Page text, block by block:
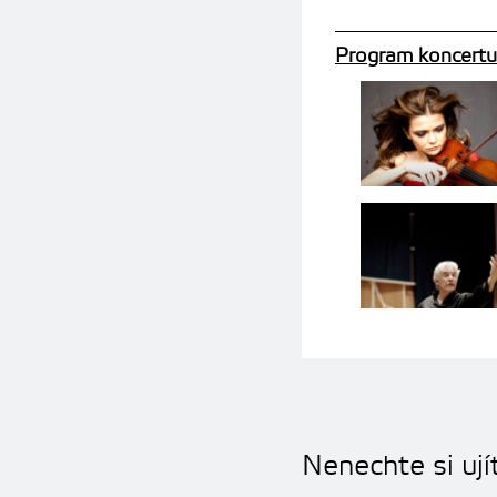
Program koncertu
Nenechte si